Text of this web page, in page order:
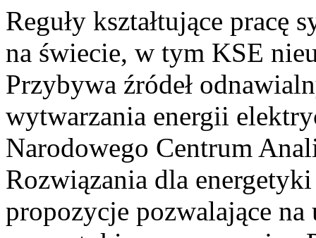
Reguły kształtujące pracę
na świecie, w tym KSE
Przybywa źródeł
wytwarzania energii
Narodowego Centrum
Rozwiązania dla
propozycje pozwalające